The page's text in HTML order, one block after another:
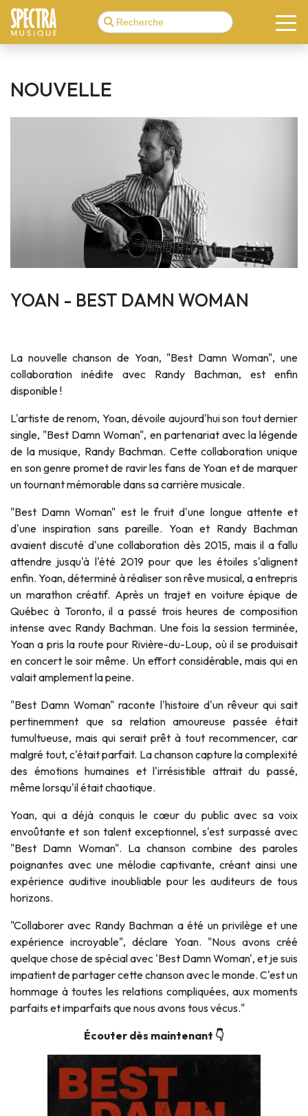
NOUVELLE
YOAN - BEST DAMN WOMAN
La nouvelle chanson de Yoan, "Best Damn Woman", une
collaboration inédite avec Randy Bachman, est enfin
disponible !
L'artiste de renom, Yoan, dévoile aujourd'hui son tout dernier
single, "Best Damn Woman", en partenariat avec la légende
de la musique, Randy Bachman. Cette collaboration unique
en son genre promet de ravir les fans de Yoan et de marquer
un tournant mémorable dans sa carrière musicale.
"Best Damn Woman" est le fruit d'une longue attente et
d'une inspiration sans pareille. Yoan et Randy Bachman
avaient discuté d'une collaboration dès 2015, mais il a fallu
attendre jusqu'à l'été 2019 pour que les étoiles s'alignent
enfin. Yoan, déterminé à réaliser son rêve musical, a entrepris
un marathon créatif. Après un trajet en voiture épique de
Québec à Toronto, il a passé trois heures de composition
intense avec Randy Bachman. Une fois la session terminée,
Yoan a pris la route pour Rivière-du-Loup, où il se produisait
en concert le soir même. Un effort considérable, mais qui en
valait amplement la peine.
"Best Damn Woman" raconte l'histoire d'un rêveur qui sait
pertinemment que sa relation amoureuse passée était
tumultueuse, mais qui serait prêt à tout recommencer, car
malgré tout, c'était parfait. La chanson capture la complexité
des émotions humaines et l'irrésistible attrait du passé,
même lorsqu'il était chaotique.
Yoan, qui a déjà conquis le cœur du public avec sa voix
envoûtante et son talent exceptionnel, s'est surpassé avec
"Best Damn Woman". La chanson combine des paroles
poignantes avec une mélodie captivante, créant ainsi une
expérience auditive inoubliable pour les auditeurs de tous
horizons.
"Collaborer avec Randy Bachman a été un privilège et une
expérience incroyable", déclare Yoan. "Nous avons créé
quelque chose de spécial avec 'Best Damn Woman', et je suis
impatient de partager cette chanson avec le monde. C'est un
hommage à toutes les relations compliquées, aux moments
parfaits et imparfaits que nous avons tous vécus."
Écouter dès maintenant 👇